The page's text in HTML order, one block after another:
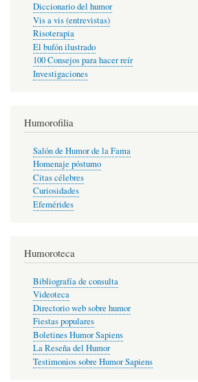
Diccionario del humor
Vis a vis (entrevistas)
Risoterapia
El bufón ilustrado
100 Consejos para hacer reír
Investigaciones
Humorofilia
Salón de Humor de la Fama
Homenaje póstumo
Citas célebres
Curiosidades
Efemérides
Humoroteca
Bibliografía de consulta
Videoteca
Directorio web sobre humor
Fiestas populares
Boletines Humor Sapiens
La Reseña del Humor
Testimonios sobre Humor Sapiens